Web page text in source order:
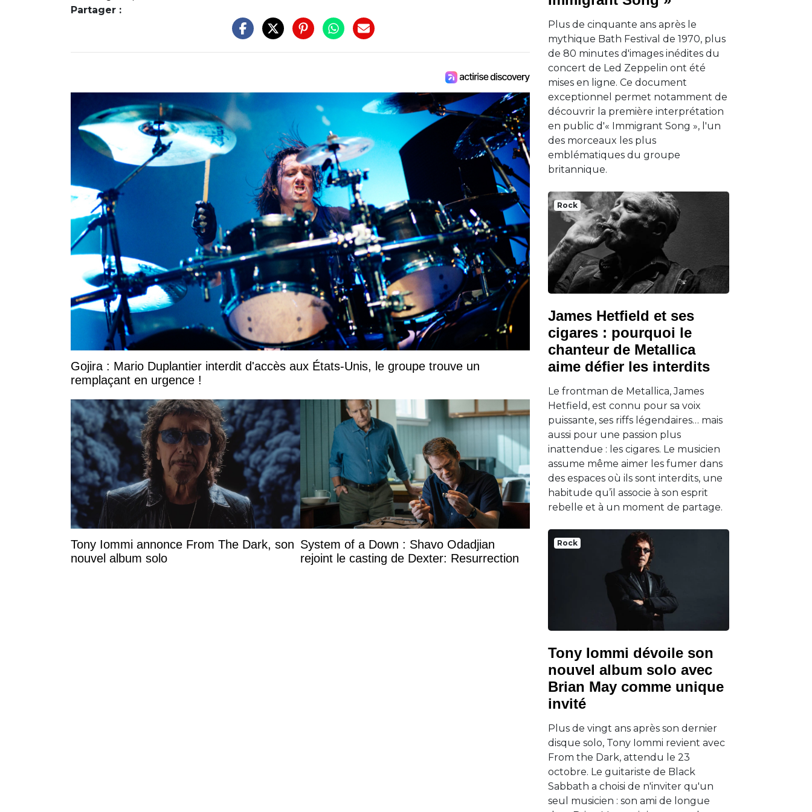
Partager :
Gojira : Mario Duplantier interdit d'accès aux États-Unis, le groupe trouve un
remplaçant en urgence !
Tony Iommi annonce From The Dark, son
nouvel album solo
System of a Down : Shavo Odadjian
rejoint le casting de Dexter: Resurrection
Plus de cinquante ans après le
mythique Bath Festival de 1970, plus
de 80 minutes d'images inédites du
concert de Led Zeppelin ont été
mises en ligne. Ce document
exceptionnel permet notamment de
découvrir la première interprétation
en public d'« Immigrant Song », l'un
des morceaux les plus
emblématiques du groupe
britannique.
Rock
James Hetfield et ses
cigares : pourquoi le
chanteur de Metallica
aime défier les interdits
Le frontman de Metallica, James
Hetfield, est connu pour sa voix
puissante, ses riffs légendaires… mais
aussi pour une passion plus
inattendue : les cigares. Le musicien
assume même aimer les fumer dans
des espaces où ils sont interdits, une
habitude qu’il associe à son esprit
rebelle et à un moment de partage.
Rock
Tony Iommi dévoile son
nouvel album solo avec
Brian May comme unique
invité
Plus de vingt ans après son dernier
disque solo, Tony Iommi revient avec
From the Dark, attendu le 23
octobre. Le guitariste de Black
Sabbath a choisi de n'inviter qu'un
seul musicien : son ami de longue